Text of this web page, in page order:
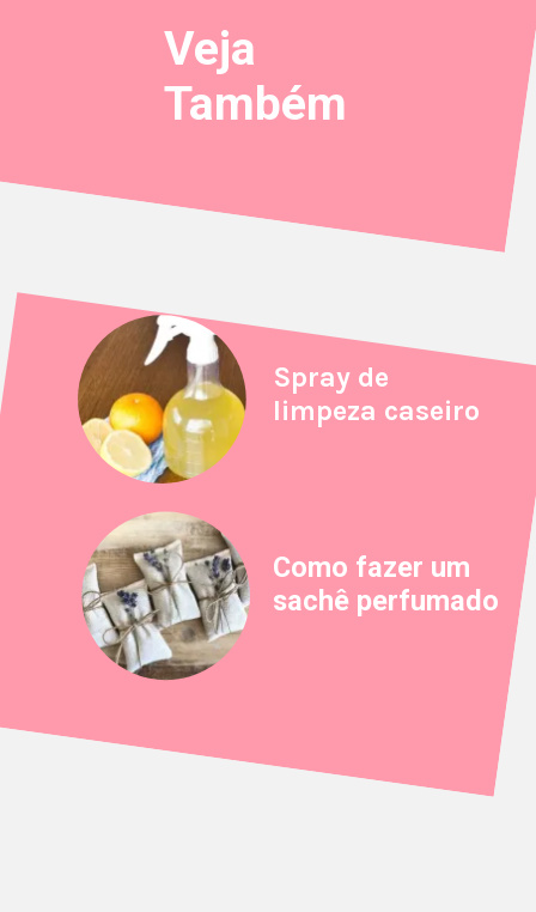
Veja
Também
Spray de
limpeza caseiro
Como fazer um
sachê perfumado